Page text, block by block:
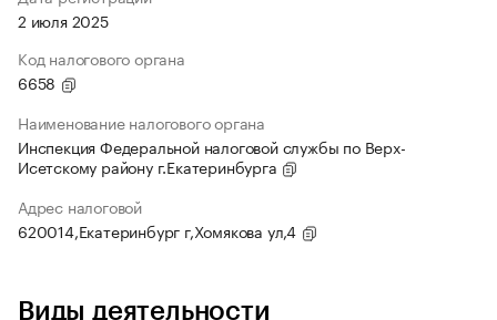
2 июля 2025
Код налогового органа
6658
Наименование налогового органа
Инспекция Федеральной налоговой службы по Верх-
Исетскому району г.Екатеринбурга
Адрес налоговой
620014,Екатеринбург г,Хомякова ул,4
Виды деятельности